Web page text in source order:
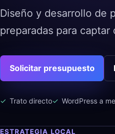
Diseño y desarrollo de
preparadas para captar
Solicitar presupuesto
Trato directo WordPress a
ESTRATEGIA LOCAL